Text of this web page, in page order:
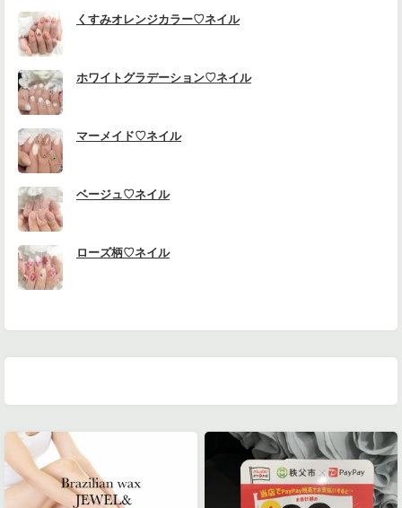
くすみオレンジカラー♡ネイル
ホワイトグラデーション♡ネイル
マーメイド♡ネイル
ベージュ♡ネイル
ローズ柄♡ネイル